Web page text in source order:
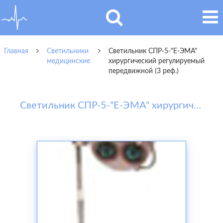
Главная
Светильники
медицинские
Светильник СПР-5-"Е-ЭМА"
хирургический регулируемый
передвижной (3 реф.)
Светильник СПР-5-"Е-ЭМА" хирургический регулируемый передвижной (3 реф.)